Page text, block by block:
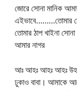
জোরে সোনা
এইভাবে………তোমার
তোমার ঠাপ খাইনা
আমার নাগর
আঃ আহঃ আহঃ আহঃ
ঢুকাও বাবা।